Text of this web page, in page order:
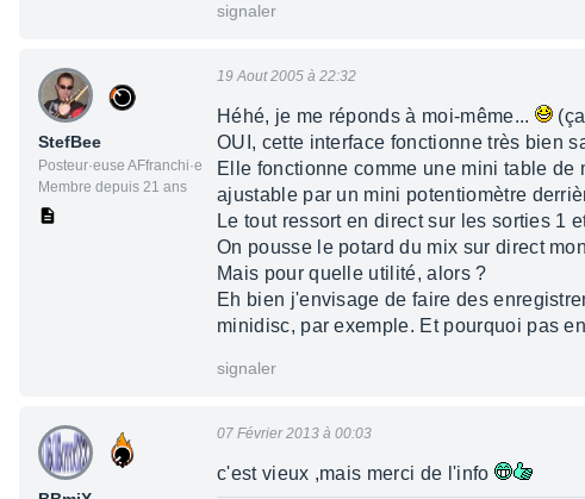
signaler
StefBee
Posteur·euse AFfranchi·e
Membre depuis 21 ans
19 Aout 2005 à 22:32
Héhé, je me réponds à moi-même...
(ça
OUI, cette interface fonctionne très bien
Elle fonctionne comme une mini table
ajustable par un mini potentiomètre
Le tout ressort en direct sur les sorties 1
On pousse le potard du mix sur direct
Mais pour quelle utilité, alors ?
Eh bien j'envisage de faire des
minidisc, par exemple. Et pourquoi pas
signaler
07 Février 2013 à 00:03
c'est vieux ,mais merci de l'info